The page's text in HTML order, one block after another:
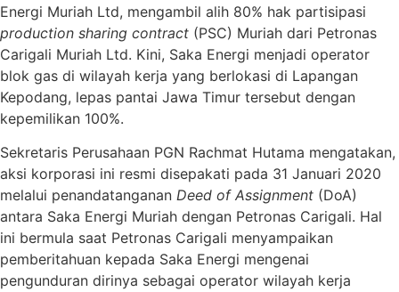
Energi Muriah Ltd, mengambil alih 80% hak partisipasi
production sharing contract (PSC) Muriah dari Petronas
Carigali Muriah Ltd. Kini, Saka Energi menjadi operator
blok gas di wilayah kerja yang berlokasi di Lapangan
Kepodang, lepas pantai Jawa Timur tersebut dengan
kepemilikan 100%.
Sekretaris Perusahaan PGN Rachmat Hutama mengatakan,
aksi korporasi ini resmi disepakati pada 31 Januari 2020
melalui penandatanganan Deed of Assignment (DoA)
antara Saka Energi Muriah dengan Petronas Carigali. Hal
ini bermula saat Petronas Carigali menyampaikan
pemberitahuan kepada Saka Energi mengenai
pengunduran dirinya sebagai operator wilayah kerja